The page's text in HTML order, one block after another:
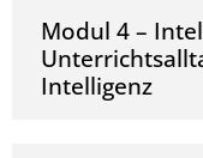
Modul 4 –
Intelligenz